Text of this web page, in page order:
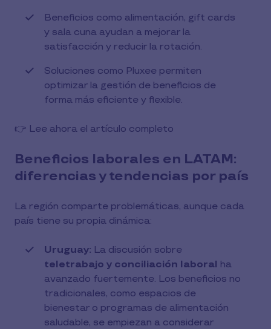
Beneficios como alimentación, gift cards
y sala cuna ayudan a mejorar la
satisfacción y reducir la rotación.
Soluciones como Pluxee permiten
optimizar la gestión de beneficios de
forma más eficiente y flexible.
👉 Lee ahora el artículo completo
Beneficios laborales en LATAM:
diferencias y tendencias por país
La región comparte problemáticas, aunque cada
país tiene su propia dinámica:
Uruguay: La discusión sobre
teletrabajo y conciliación laboral ha
avanzado fuertemente. Los beneficios no
tradicionales, como espacios de
bienestar o programas de alimentación
saludable, se empiezan a considerar